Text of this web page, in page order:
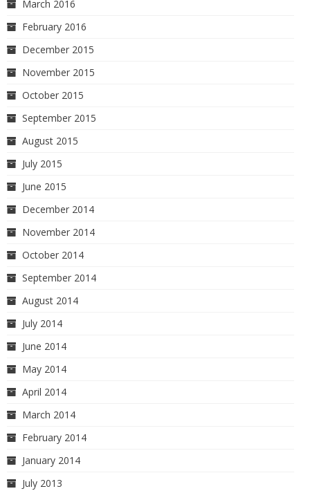
March 2016
February 2016
December 2015
November 2015
October 2015
September 2015
August 2015
July 2015
June 2015
December 2014
November 2014
October 2014
September 2014
August 2014
July 2014
June 2014
May 2014
April 2014
March 2014
February 2014
January 2014
July 2013